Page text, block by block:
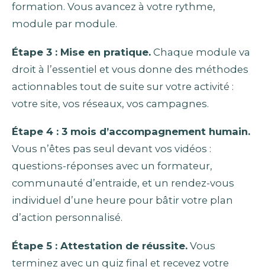
formation. Vous avancez à votre rythme,
module par module.
Étape 3 : Mise en pratique. Chaque module va
droit à l’essentiel et vous donne des méthodes
actionnables tout de suite sur votre activité :
votre site, vos réseaux, vos campagnes.
Étape 4 : 3 mois d’accompagnement humain.
Vous n’êtes pas seul devant vos vidéos :
questions-réponses avec un formateur,
communauté d’entraide, et un rendez-vous
individuel d’une heure pour bâtir votre plan
d’action personnalisé.
Étape 5 : Attestation de réussite. Vous
terminez avec un quiz final et recevez votre